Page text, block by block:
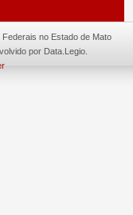
no Estado de Mato
por Data.Legio.